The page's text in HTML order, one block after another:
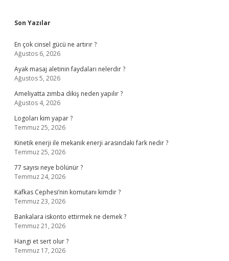
Sidebar
Son Yazılar
En çok cinsel gücü ne artırır ?
Ağustos 6, 2026
Ayak masaj aletinin faydaları nelerdir ?
Ağustos 5, 2026
Ameliyatta zımba dikiş neden yapılır ?
Ağustos 4, 2026
Logoları kim yapar ?
Temmuz 25, 2026
Kinetik enerji ile mekanik enerji arasındaki fark nedir ?
Temmuz 25, 2026
77 sayısı neye bölünür ?
Temmuz 24, 2026
Kafkas Cephesi’nin komutanı kimdir ?
Temmuz 23, 2026
Bankalara iskonto ettirmek ne demek ?
Temmuz 21, 2026
Hangi et sert olur ?
Temmuz 17, 2026